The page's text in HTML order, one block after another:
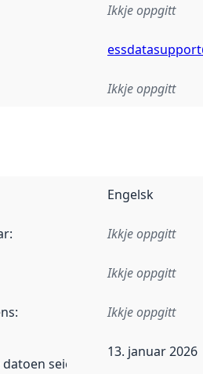
Ikkje oppgitt
Ikkje oppgitt
Engelsk
: Ikkje oppgitt
Ikkje oppgitt
: Ikkje oppgitt
datoen seier når dataa i dette
13. januar 2026